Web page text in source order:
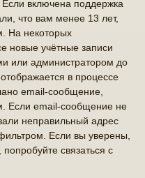
включена поддержка
что вам менее 13 лет,
На некоторых
новые учётные записи
или администратором до
в процессе
email-сообщение,
Если email-сообщение не
неправильный адрес
Если вы уверены,
связаться с